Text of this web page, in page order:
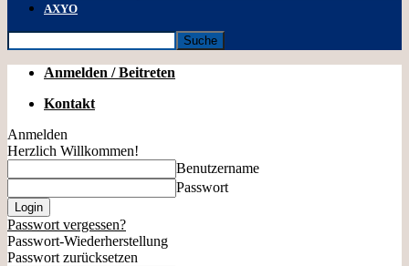
AXYO
Anmelden / Beitreten
Kontakt
Anmelden
Herzlich Willkommen!
Benutzername
Passwort
Passwort vergessen?
Passwort-Wiederherstellung
Passwort zurücksetzen